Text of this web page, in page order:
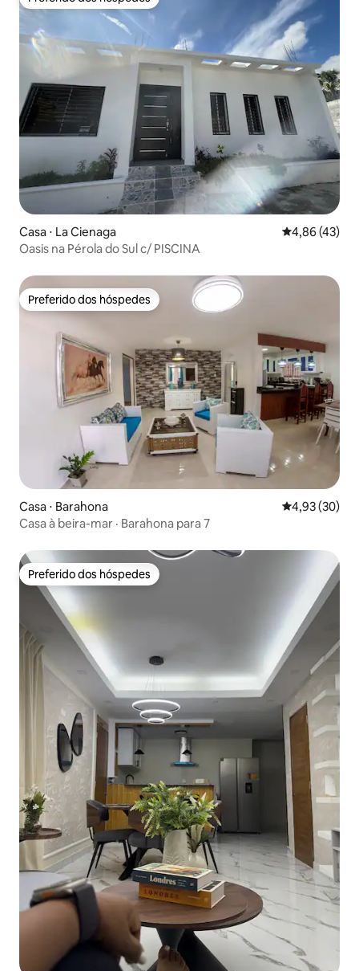
Preferido dos hóspedes
Casa ⋅ La Cienaga 4,86 de uma
4,86 (43)
Oasis na Pérola do Sul c/ PISCINA
Preferido dos hóspedes
Preferido dos hóspedes
Casa ⋅ Barahona 4,93 de uma
4,93 (30)
Casa à beira-mar · Barahona para 7
Preferido dos hóspedes
Preferido dos hóspedes